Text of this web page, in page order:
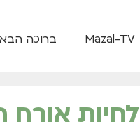
Mazal-TV ברוכה
לחיות אורח